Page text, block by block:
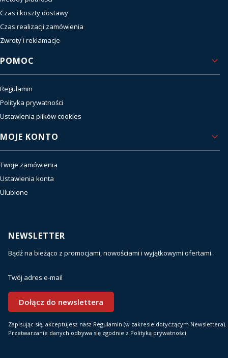
Czas i koszty dostawy
Czas realizacji zamówienia
Zwroty i reklamacje
POMOC
Regulamin
Polityka prywatności
Ustawienia plików cookies
MOJE KONTO
Twoje zamówienia
Ustawienia konta
Ulubione
NEWSLETTER
Bądź na bieżąco z promocjami, nowościami i wyjątkowymi ofertami.
Twój adres e-mail
Dołącz do newslettera
Zapisując się, akceptujesz nasz Regulamin (w zakresie dotyczącym Newslettera).
Przetwarzanie danych odbywa się zgodnie z Polityką prywatności.